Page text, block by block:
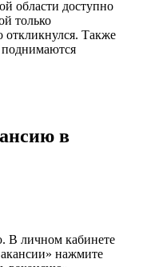
области доступно
только
откликнулся. Также
поднимаются
в
В личном кабинете
нажмите